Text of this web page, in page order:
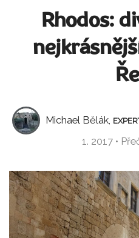
Rhodos:
Michael Bělák,
1. 2017 •